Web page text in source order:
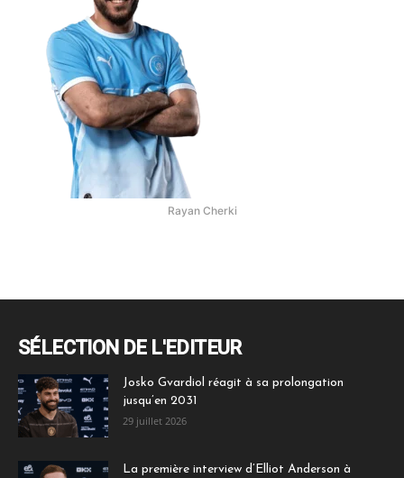
Rayan Cherki
SÉLECTION DE L'EDITEUR
Josko Gvardiol réagit à sa prolongation
jusqu’en 2031
29 juillet 2026
La première interview d’Elliot Anderson à